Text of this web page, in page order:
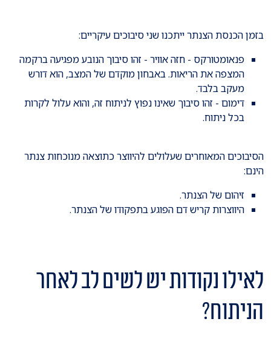
בזמן הכנסת הצנתר ייתכנו שני סיבוכים עיקריים:
פנאומטורקס - חזה אוויר - זהו סיבוך הנובע מפגיעה ברקמה
המצפה את הריאות. באבחון מוקדם של המצב, הוא דורש
מעקב בלבד.
דימום - זהו סיבוך שאינו נפוץ לניתוח זה, והוא עלול לקרות
בכל ניתוח.
הסיבוכים המאוחרים שעלולים להיווצר כתוצאה מנוכחות צנתר
הינם:
זיהום של הצנתר.
היווצרות קריש דם הפוגע בתפקודו של הצנתר.
לאילו נקודות יש לשים לב לאחר
הניתוח?